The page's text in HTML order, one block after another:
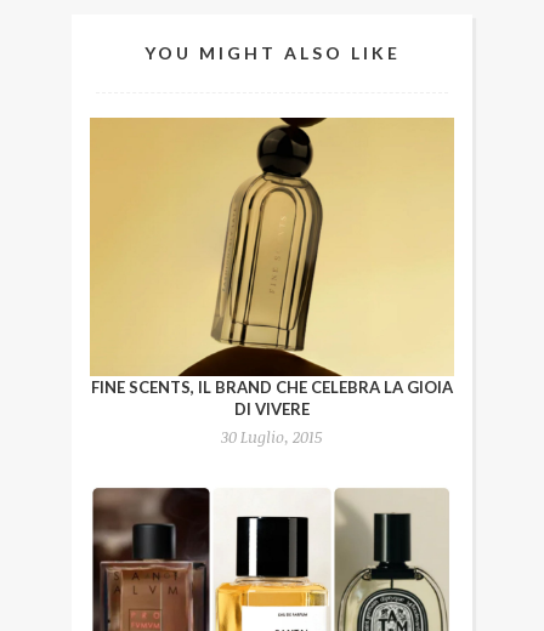
YOU MIGHT ALSO LIKE
FINE SCENTS, IL BRAND CHE CELEBRA LA GIOIA
DI VIVERE
30 Luglio, 2015